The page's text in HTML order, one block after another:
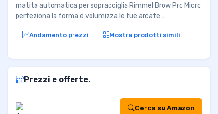
matita automatica per sopracciglia Rimmel Brow Pro Micro
perfeziona la forma e volumizza le tue arcate …
Andamento prezzi Mostra prodotti simili
Prezzi e offerte.
Cerca su Amazon